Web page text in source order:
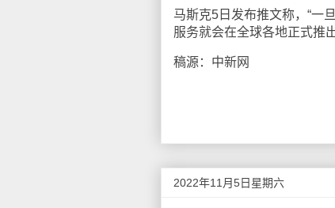
马斯克5日发布推文称，“一
服务就会在全球各地正式推
稿源：中新网
2022年11月5日星期六